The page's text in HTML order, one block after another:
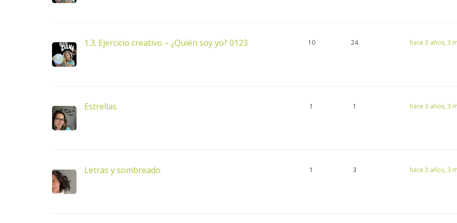
1.3. Ejercicio creativo – ¿Quién soy yo? 0123 10 24 hace 3 años, 3
Estrellas 1 1 hace 3 años, 3
Letras y sombreado 1 3 hace 3 años, 3